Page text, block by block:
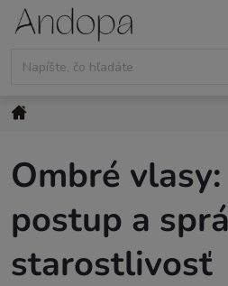
Prejsť
Ombré
postup a
starostlivosť